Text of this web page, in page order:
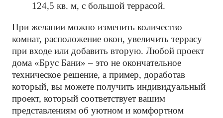
124,5 кв. м, с большой террасой.
При желании можно изменить количество
комнат, расположение окон, увеличить террасу
при входе или добавить вторую. Любой проект
дома «Брус Бани» – это не окончательное
техническое решение, а пример, доработав
который, вы можете получить индивидуальный
проект, который соответствует вашим
представлениям об уютном и комфортном